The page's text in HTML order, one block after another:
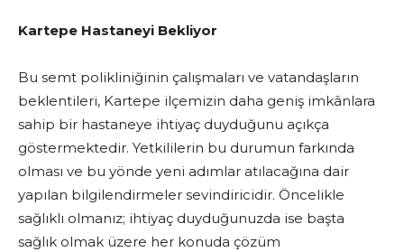
Kartepe Hastaneyi Bekliyor
Bu semt polikliniğinin çalışmaları ve vatandaşların
beklentileri, Kartepe ilçemizin daha geniş imkânlara
sahip bir hastaneye ihtiyaç duyduğunu açıkça
göstermektedir. Yetkililerin bu durumun farkında
olması ve bu yönde yeni adımlar atılacağına dair
yapılan bilgilendirmeler sevindiricidir. Öncelikle
sağlıklı olmanız; ihtiyaç duyduğunuzda ise başta
sağlık olmak üzere her konuda çözüm